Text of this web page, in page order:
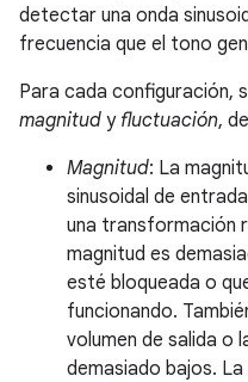
detectar una onda
frecuencia que el tono
Para cada configuración,
magnitud y fluctuación,
Magnitud: La
sinusoidal de
una transformación
magnitud es
esté bloqueada o
funcionando.
volumen de salida o
demasiado bajos.